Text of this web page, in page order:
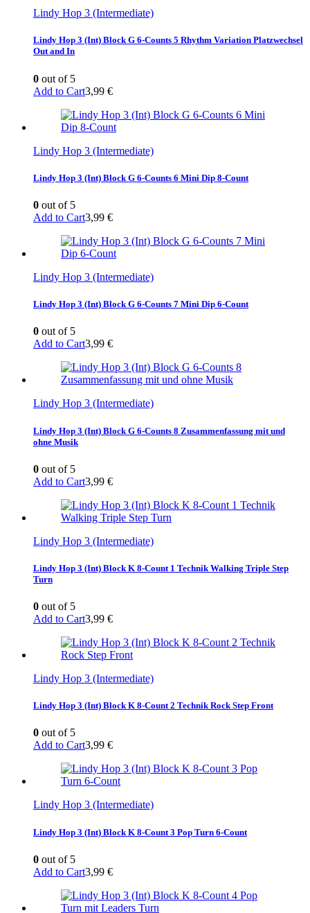
Lindy Hop 3 (Intermediate)
Lindy Hop 3 (Int) Block G 6-Counts 5 Rhythm Variation Platzwechsel
Out and In
0 out of 5
Add to Cart3,99 €
Lindy Hop 3 (Intermediate)
Lindy Hop 3 (Int) Block G 6-Counts 6 Mini Dip 8-Count
0 out of 5
Add to Cart3,99 €
Lindy Hop 3 (Intermediate)
Lindy Hop 3 (Int) Block G 6-Counts 7 Mini Dip 6-Count
0 out of 5
Add to Cart3,99 €
Lindy Hop 3 (Intermediate)
Lindy Hop 3 (Int) Block G 6-Counts 8 Zusammenfassung mit und
ohne Musik
0 out of 5
Add to Cart3,99 €
Lindy Hop 3 (Intermediate)
Lindy Hop 3 (Int) Block K 8-Count 1 Technik Walking Triple Step
Turn
0 out of 5
Add to Cart3,99 €
Lindy Hop 3 (Intermediate)
Lindy Hop 3 (Int) Block K 8-Count 2 Technik Rock Step Front
0 out of 5
Add to Cart3,99 €
Lindy Hop 3 (Intermediate)
Lindy Hop 3 (Int) Block K 8-Count 3 Pop Turn 6-Count
0 out of 5
Add to Cart3,99 €